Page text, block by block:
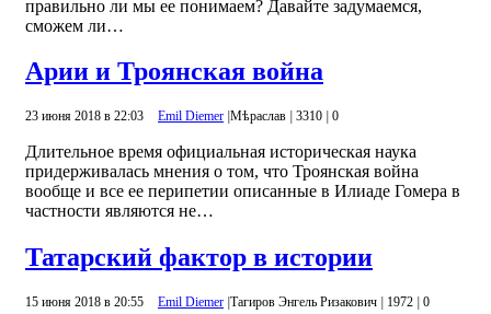
правильно ли мы ее понимаем? Давайте задумаемся,
сможем ли…
Арии и Троянская война
23 июня 2018 в 22:03 Emil Diemer Mѣраслав 3310 0
Длительное время официальная историческая наука
придерживалась мнения о том, что Троянская война
вообще и все ее перипетии описанные в Илиаде Гомера в
частности являются не…
Татарский фактор в истории
15 июня 2018 в 20:55 Emil Diemer Тагиров Энгель Ризакович 1972 0